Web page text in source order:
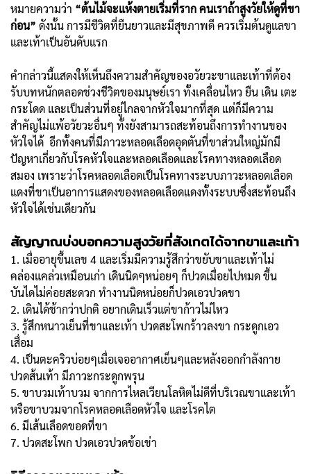
หมายความว่า “ต้นไม้จะแห้งตายเริ่มที่ราก คนเราถ้าสูงวัยให้ดูที่ขา
ก่อน” ดังนั้น การมีชีวิตที่ยืนยาวและมีสุขภาพดี ควรเริ่มต้นดูแลขา
และเท้าเป็นอันดับแรก
คำกล่าวนี้แสดงให้เห็นถึงความสำคัญของอวัยวะขาและเท้าที่ต้อง
รับบทหนักตลอดช่วงชีวิตของมนุษย์เรา ทั้งเคลื่อนไหว ยืน เดิน เตะ
กระโดด และเป็นส่วนที่อยู่ไกลจากหัวใจมากที่สุด แต่ก็มีความ
สำคัญไม่แพ้อวัยวะอื่นๆ ทั้งยังสามารถสะท้อนถึงการทำงานของ
หัวใจได้ อีกทั้งคนที่มีภาวะหลอดเลือดอุดตันที่ขาส่วนใหญ่มักมี
ปัญหาเกี่ยวกับโรคหัวใจและหลอดเลือดและโรคทางหลอดเลือด
สมอง เพราะว่าโรคหลอดเลือดเป็นโรคทางระบบภาวะหลอดเลือด
แดงที่ขาเป็นอาการแสดงของหลอดเลือดแดงทั้งระบบซึ่งสะท้อนถึง
หัวใจได้เช่นเดียวกัน
สัญญาณบ่งบอกความสูงวัยที่สังเกตได้จากขาและเท้า
1. เมื่ออายุขึ้นเลข 4 และเริ่มมีความรู้สึกว่าขยับขาและเท้าไม่
คล่องแคล่วเหมือนเก่า เดินนิดๆหน่อยๆ ก็ปวดเมื่อยไปหมด ขึ้น
บันไดไม่ค่อยสะดวก ทำงานนิดหน่อยก็ปวดเอวปวดขา
2. เดินได้ช้ากว่าปกติ อยากเดินเร็วแต่ขาก้าวไม่ไหว
3. รู้สึกหนาวเย็นที่ขาและเท้า ปวดสะโพกร้าวลงขา กระดูกเอว
เสื่อม
4. เป็นตะคริวบ่อยๆเมื่อเจออากาศเย็นๆและหลังออกกำลังกาย
ปวดส้นเท้า มีภาวะกระดูกพรุน
5. ขาบวมเท้าบวม จากการไหลเวียนโลหิตไม่ดีที่บริเวณขาและเท้า
หรือขาบวมจากโรคหลอดเลือดหัวใจ และโรคไต
6. มีเส้นเลือดขอดที่ขา
7. ปวดสะโพก ปวดเอวปวดข้อเข่า